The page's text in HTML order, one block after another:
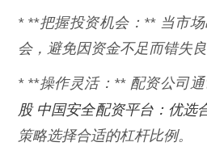
* **把握投资机会：** 当市
会，避免因资金不足而错失良
* **操作灵活：** 配资公司
股 中国安全配资平台：优选
策略选择合适的杠杆比例。